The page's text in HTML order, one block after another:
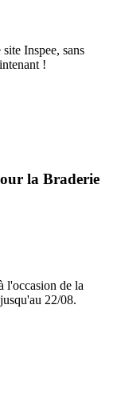
Inspee, sans
!
la Braderie
l'occasion de la
22/08.